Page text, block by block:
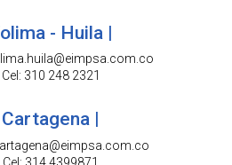
- Huila |
Cel: 310 248 2321
Cartagena |
Cel: 314 4399871